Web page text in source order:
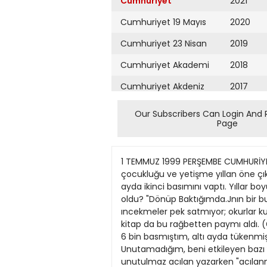
Cumhuriyet 19 Mayıs
Cumhuriyet 23 Nisan
Cumhuriyet Akademi
Cumhuriyet Akdeniz
Cumhuriyet Alışveriş
Cumhuriyet Ankara
Cumhuriyet Büyük
Taaruz
Cumhuriyet
Cumartesi
Cumhuriyet Çevre
2020
2019
2018
2017
2016
2015
2013
2012
2011
2010
2009
Our Subscribers Can Login And
Page
1 TEMMUZ 1999 PERŞEMBE CUMHURİYET SAYFA I L J 1 \ kultur@cumhuriyetcom.tr 15 Fethi Naci'nin anılannda yakın dönemden çok çocukluğu ve yetişme yıllan öne çıkıyor 6 O yıDar, yaşamak yıüanİL..9 TURGAY FİŞEKÇİ -Anılarkitabınız'Dönüp Baktığımda...' birbu- çuk ayda ikinci basımını vaptı. Yıllar boyu eleştir- mcnlik gibi zor bir alanda iiriin verdikten sonra si- n anılannızı yazmaya iten nedenler neler oldu? "Dönüp Baktığımda.Jnın bir buçuk ayda ikincı baskı yapması beni mutlu etti. Eleştırilerden olu- şan kıtaplar. yazarlar hakkmda ıncekmeler pek satmıyor; okurlar kuramsal yanı bıraz ağır basan kitaplardan hoşlanmıyorlar. Son yıllarda "anı^ya rağbet fazla. Benim kitap da bu rağbetten paymı aldı. (Gerçek Yayınevi'ni 1965'te kurmuştum. Ya- yımladığım ilk kitap, Azgelişmiş Ülkrfer ve Sosya- Uzm'di. 6 bin basmıştım, altı ayda tükenmişti; o yıl- lar, başka >ıllardı...) Anılan yazarken"Birgfin, kitap ohır._Tl divehiç düşünmemiştim. Unutamadığım, beni etkileyen bazı yaşam kırıntılannı, aklıma esince yazmaya galiba 1962'de başladım. Zaman zaman yaşadı- ğım unutulmaz acılan yazarken "acılann tadı" (Bu söz. galiba Yahya Kemal' indır.) beni çekmeye baş- ladı: "Acı", "AğrtGibi". böyle yazılar... Ani yazılan artmaya başlaymca eş-dost "Şu anı- lan doğnı dürüst ya/san a!" diye zorlamaya baş- ladı. Sözgelimi "Erzururn Lisesi Yıllan1 ", "Mos- kova - Tiflis, 1982", "İşçi Öğretmenliğr biraz da senin zorlamanla yazıldı. Okumaktan başka ne yapdabilirdi! - Khabınızda yakın dönemlerden çok, çocuklu- ğunuz ve yetişme yıllannız öne çıkıyor. Son derece gfizel anlatılmış k; bunıcu bölümler bunlar. Okur- ken. büfün o yoksulluk *e yokluk koşullanna kar- şın sanki bir büytinün gercekleşmesi gibi seçkin bir yazın adamının da belirmekte olduğunun işaretle- rini göriiyoruz. Eğitim bugün de ülkemizde en çok O tarüşüan konulardan biri Sizceeğitim süretinde bir gencin geteceği ne oranda beHrteniyor? O yoksul çocukluğumu, o meşakkatli öğrenci- lik yıllanmı hâlâ keyifle anımsıyorum. Babam, okuma-yazmabilmezdi, ama "kftap"ın önemini bi- lıyordu; kim öğretmiş, nasıl öğrenmiş, bilmiyo- rum. Ben de "Idtap" alırken kitabın ne kitabı ol- duğunu söylemezdim, çünkü "kftap" parasıyla ders kitaplanndan çok dergiler, polisiye romanlar, resımli Tarzan'lar (Forma halinde saulırdı.) alırdım. Bana bir futbol topunu iki yıl boyunca almayan ba- bam, "khap" deyince ne yapar yapar kitap parası- nı verirdi... Hey gidi sevgili Fethi aga... Beş yıl Erzurum Lisesi'nde parasız yatılı olarak okudum. Kar yağdı mı bir daha kolay kolay erimez- dı: bahann gelişini karlann erimesinden, okul bah- yoksul çocukluğumu, o meşakkatli öğrencilik yıllanmı hâlâ keyifle anımsıyorum. Babam, okuma- yazma